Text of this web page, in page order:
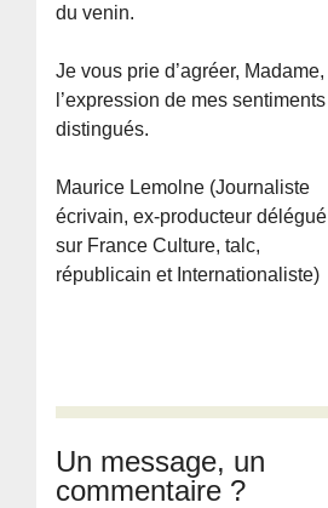
du venin.
Je vous prie d’agréer, Madame,
l’expression de mes sentiments
distingués.
Maurice Lemolne (Journaliste
écrivain, ex-producteur délégué
sur France Culture, talc,
républicain et Internationaliste)
Un message, un
commentaire ?